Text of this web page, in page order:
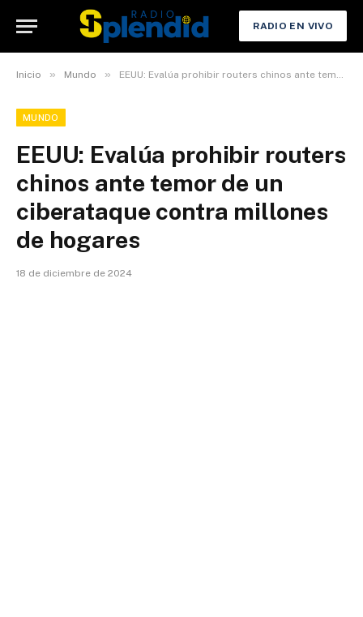
RADIO EN VIVO
Inicio » Mundo » EEUU: Evalúa prohibir routers chinos ante temor de un ciberataque contra millones de hogares
MUNDO
EEUU: Evalúa prohibir routers
chinos ante temor de un
ciberataque contra millones
de hogares
18 de diciembre de 2024